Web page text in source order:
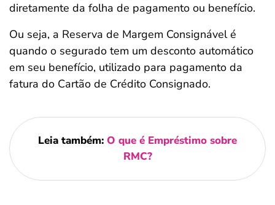
diretamente da folha de pagamento ou benefício.
Ou seja, a Reserva de Margem Consignável é
quando o segurado tem um desconto automático
em seu benefício, utilizado para pagamento da
fatura do Cartão de Crédito Consignado.
Leia também: O que é Empréstimo sobre
RMC?